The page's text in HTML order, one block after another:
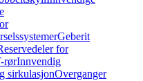
Geberit
for
rørInnvendig
sirkulasjonOverganger